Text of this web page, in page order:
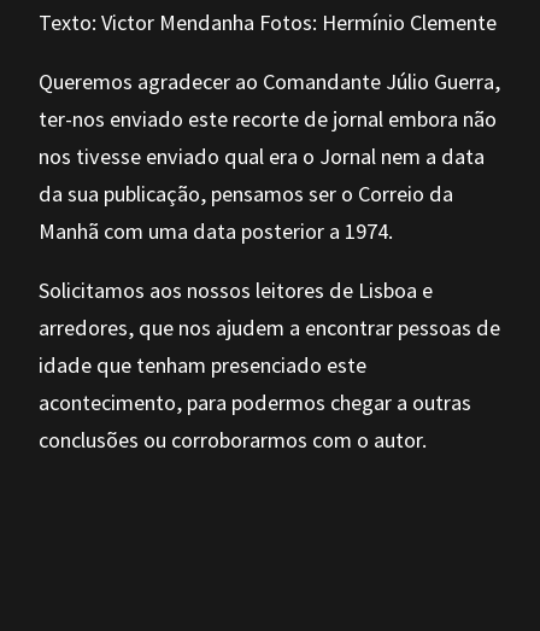
Texto: Victor Mendanha Fotos: Hermínio Clemente
Queremos agradecer ao Comandante Júlio Guerra,
ter-nos enviado este recorte de jornal embora não
nos tivesse enviado qual era o Jornal nem a data
da sua publicação, pensamos ser o Correio da
Manhã com uma data posterior a 1974.
Solicitamos aos nossos leitores de Lisboa e
arredores, que nos ajudem a encontrar pessoas de
idade que tenham presenciado este
acontecimento, para podermos chegar a outras
conclusões ou corroborarmos com o autor.